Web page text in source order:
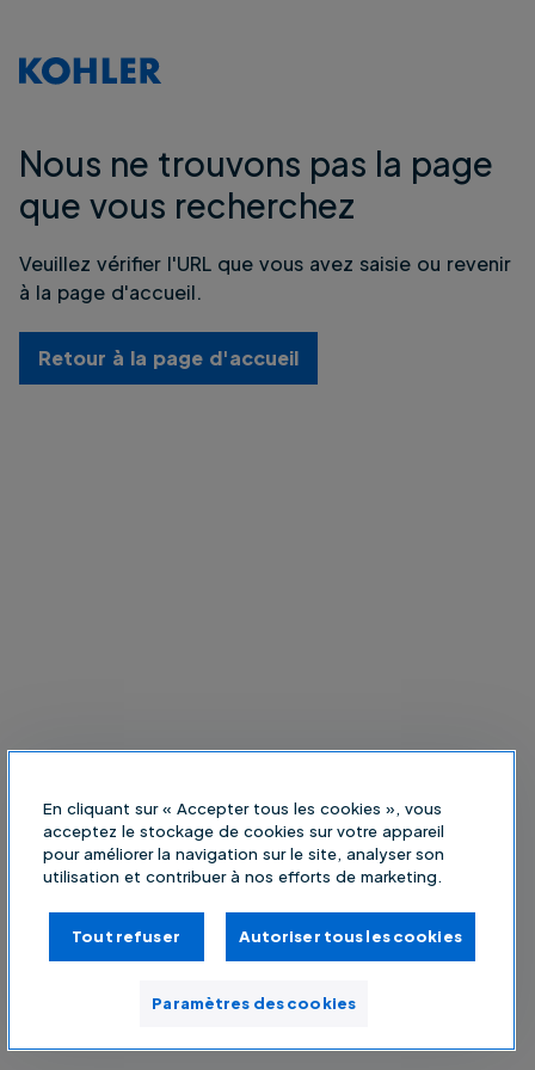
Nous ne trouvons pas la page
que vous recherchez
Veuillez vérifier l'URL que vous avez saisie ou revenir
à la page d'accueil.
Retour à la page d'accueil
En cliquant sur « Accepter tous les cookies », vous
acceptez le stockage de cookies sur votre appareil
pour améliorer la navigation sur le site, analyser son
utilisation et contribuer à nos efforts de marketing.
Tout refuser Autoriser tous les cookies
Paramètres des cookies